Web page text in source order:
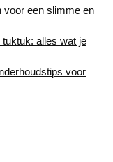
voor een slimme en
alles wat je
voor